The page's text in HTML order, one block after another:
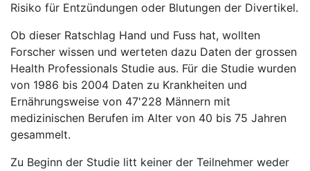
Risiko für Entzündungen oder Blutungen der Divertikel.
Ob dieser Ratschlag Hand und Fuss hat, wollten
Forscher wissen und werteten dazu Daten der grossen
Health Professionals Studie aus. Für die Studie wurden
von 1986 bis 2004 Daten zu Krankheiten und
Ernährungsweise von 47'228 Männern mit
medizinischen Berufen im Alter von 40 bis 75 Jahren
gesammelt.
Zu Beginn der Studie litt keiner der Teilnehmer weder